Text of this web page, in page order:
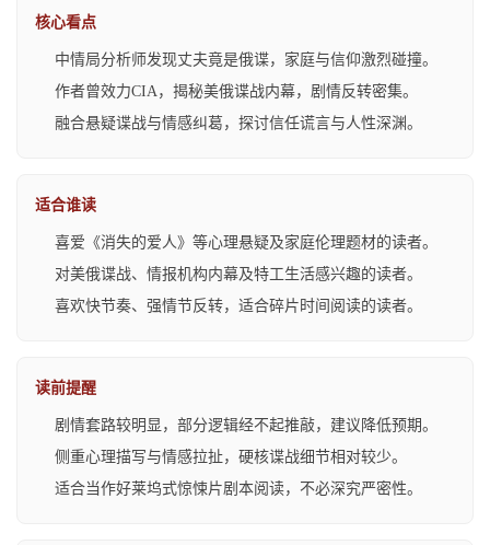
核心看点
中情局分析师发现丈夫竟是俄谍，家庭与信仰激烈碰撞。
作者曾效力CIA，揭秘美俄谍战内幕，剧情反转密集。
融合悬疑谍战与情感纠葛，探讨信任谎言与人性深渊。
适合谁读
喜爱《消失的爱人》等心理悬疑及家庭伦理题材的读者。
对美俄谍战、情报机构内幕及特工生活感兴趣的读者。
喜欢快节奏、强情节反转，适合碎片时间阅读的读者。
读前提醒
剧情套路较明显，部分逻辑经不起推敲，建议降低预期。
侧重心理描写与情感拉扯，硬核谍战细节相对较少。
适合当作好莱坞式惊悚片剧本阅读，不必深究严密性。